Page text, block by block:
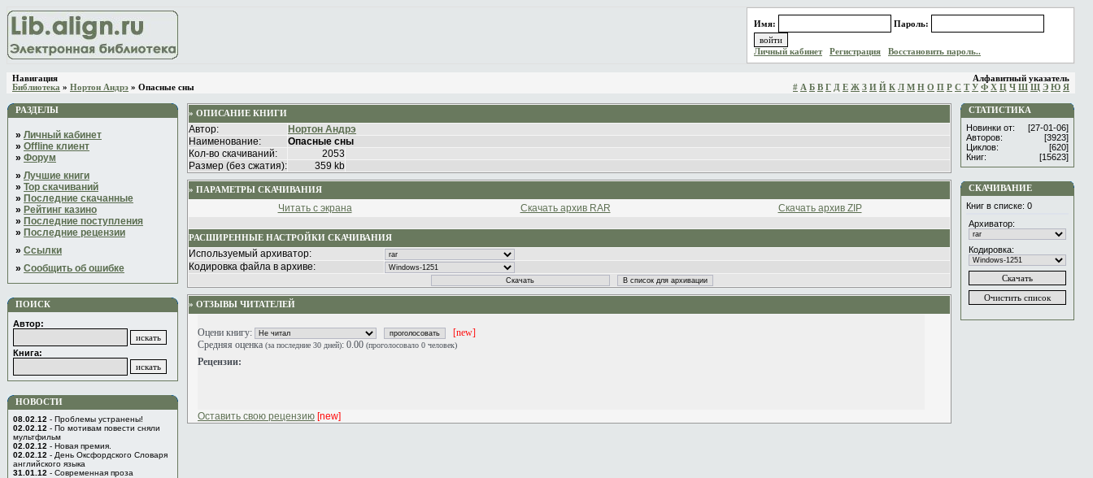
Имя: Пароль:
Личный кабинет Регистрация Восстановить пароль..
Навигация
Библиотека » Нортон Андрэ » Опасные сны
Алфавитный указатель
# А Б В Г Д Е Ж З И Й К Л М Н О П Р С Т У Ф Х Ц Ч Ш Щ Э Ю Я
РАЗДЕЛЫ
» Личный кабинет
» Offline клиент
» Форум
» Лучшие книги
» Top скачиваний
» Последние скачанные
» Рейтинг казино
» Последние поступления
» Последние рецензии
» Ссылки
» Сообщить об ошибке
ПОИСК
Автор:
Книга:
НОВОСТИ
08.02.12 - Проблемы устранены!
02.02.12 - По мотивам повести сняли
мультфильм
02.02.12 - Новая премия.
02.02.12 - День Оксфордского Словаря
английского языка
31.01.12 - Современная проза
» ОПИСАНИЕ КНИГИ
Автор:
Нортон Андрэ
Наименование:
Опасные сны
Кол-во скачиваний:
2053
Размер (без сжатия):
359 kb
» ПАРАМЕТРЫ СКАЧИВАНИЯ
Читать с экрана Скачать архив RAR Скачать архив ZIP
РАСШИРЕННЫЕ НАСТРОЙКИ СКАЧИВАНИЯ
Используемый архиватор:
Кодировка файла в архиве:
» ОТЗЫВЫ ЧИТАТЕЛЕЙ
Оцени книгу:
[new]
Средняя оценка (за последние 30 дней): 0.00 (проголосовало 0 человек)
Рецензии:
Оставить свою рецензию [new]
СТАТИСТИКА
Новинки от:
[27-01-06]
Авторов:
[3923]
Циклов:
[620]
Книг:
[15623]
СКАЧИВАНИЕ
Книг в списке: 0
Архиватор:
Кодировка: